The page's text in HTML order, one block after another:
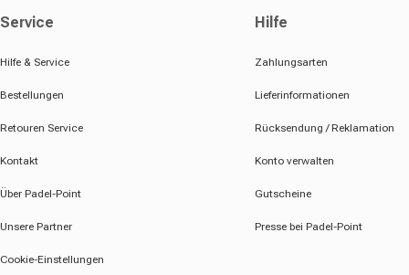
Service
Hilfe & Service
Bestellungen
Retouren Service
Kontakt
Über Padel-Point
Unsere Partner
Cookie-Einstellungen
Hilfe
Zahlungsarten
Lieferinformationen
Rücksendung / Reklamation
Konto verwalten
Gutscheine
Presse bei Padel-Point